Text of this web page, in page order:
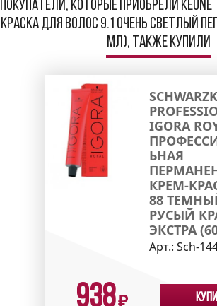
Покупатели, которые приобрели
краска для волос 9.1 Очень светлый
мл), также купили
IGORA
ЬНАЯ
КРЕМ-
88
РУСЫЙ
ЭКСТРА
Арт.: Sch-
938